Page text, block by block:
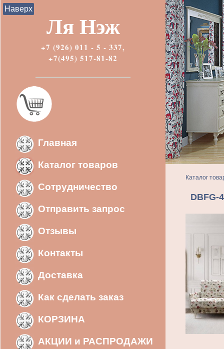
Ля Нэж
+7 (926) 011 - 5 - 337,
+7(495) 517-81-82
Главная
Каталог товаров
Сотрудничество
Отправить запрос
Отзывы
Контакты
Доставка
Как сделать заказ
КОРЗИНА
АКЦИИ и РАСПРОДАЖИ
Каталог
DBFG-
Наверх